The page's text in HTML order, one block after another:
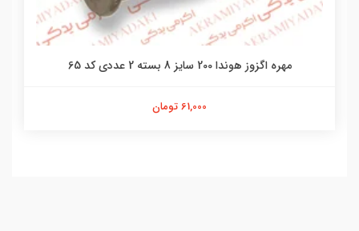
مهره اگزوز هوندا 200 سایز 8 بسته 2 عددی کد 65
61,000 تومان